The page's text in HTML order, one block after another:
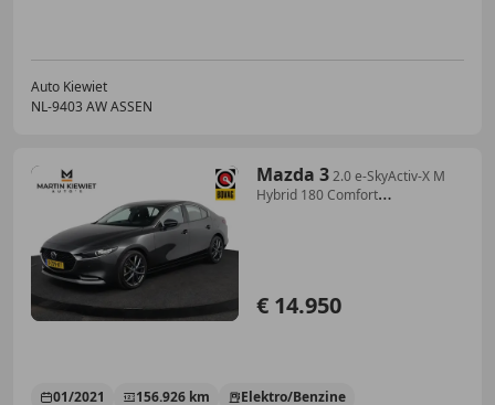
Auto Kiewiet
NL-9403 AW ASSEN
Mazda 32.0 e-SkyActiv-X M
Hybrid 180 Comfort
€ 14.950
01/2021 156.926 km
Elektro/Benzine